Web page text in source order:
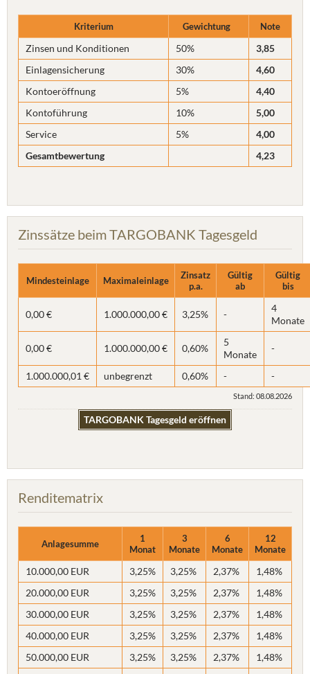
Kriterium Gewichtung Note
Zinsen und Konditionen 50%
3,85
Einlagensicherung
30%
4,60
Kontoeröffnung
5%
4,40
Kontoführung
10%
5,00
Service
5%
4,00
Gesamtbewertung
4,23
Zinssätze beim TARGOBANK Tagesgeld
Mindesteinlage Maximaleinlage
Zinsatz
p.a.
Gültig
ab
Gültig
bis
0,00 € 1.000.000,00 € 3,25% -
4
Monate
0,00 € 1.000.000,00 € 0,60%
5
Monate
-
1.000.000,01 € unbegrenzt 0,60% - -
Stand: 08.08.2026
TARGOBANK Tagesgeld eröffnen
Renditematrix
Anlagesumme
1
Monat
3
Monate
6
Monate
12
Monate
10.000,00 EUR 3,25% 3,25% 2,37%
1,48%
20.000,00 EUR
3,25% 3,25% 2,37%
1,48%
30.000,00 EUR
3,25% 3,25% 2,37%
1,48%
40.000,00 EUR
3,25% 3,25% 2,37%
1,48%
50.000,00 EUR
3,25% 3,25% 2,37%
1,48%